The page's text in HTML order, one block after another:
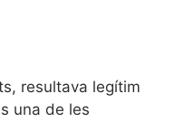
resultava legítim
una de les